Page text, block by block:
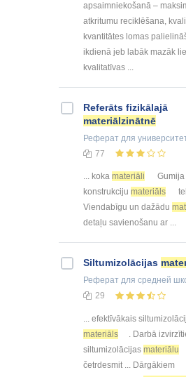
apsaimniekošanā –
atkritumu reciklēšana,
kvantitātes lomas
ikdienā jeb labāk mazāk
kvalitatīvas ...
Referāts fizikālajā
materiālzinātnē
Реферат для
77
... koka materiāli
konstrukciju materiāls
Viendabīgu un dažādu
detaļu savienošanu ar ...
Siltumizolācijas
Реферат для средней
29
... efektīvākais
materiāls
. Darbā
siltumizolācijas materiālu
četrdesmit ... Dārgākiem